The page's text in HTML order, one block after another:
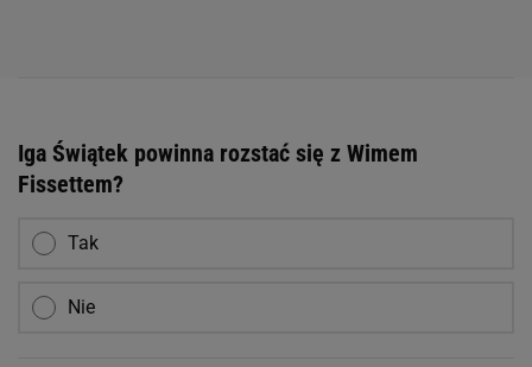
Iga Świątek powinna rozstać się z Wimem
Fissettem?
Tak
Nie